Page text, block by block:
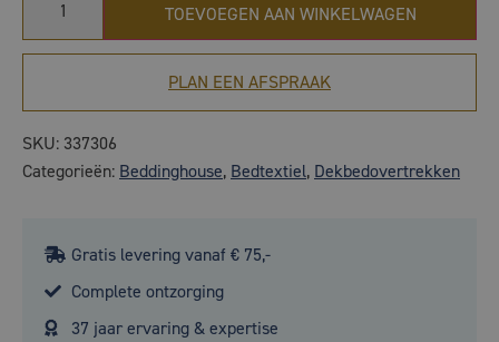
TOEVOEGEN AAN WINKELWAGEN
PLAN EEN AFSPRAAK
SKU: 337306
Categorieën: Beddinghouse, Bedtextiel, Dekbedovertrekken
Gratis levering vanaf € 75,-
Complete ontzorging
37 jaar ervaring & expertise